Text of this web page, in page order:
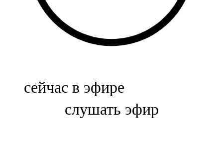
107,5 FM
Биләр
Болгар
сейчас в эфире
слушать эфир